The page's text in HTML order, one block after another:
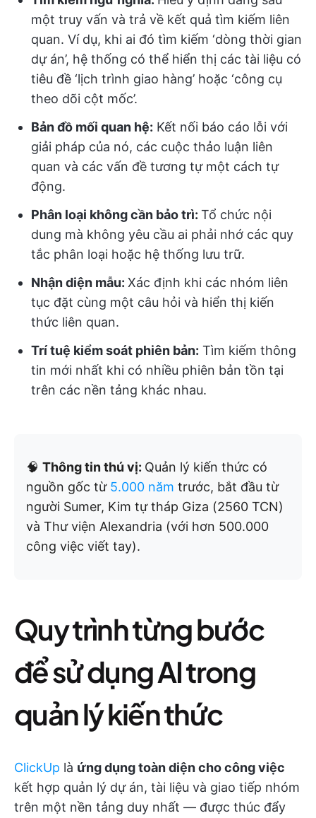
một truy vấn và trả về kết quả tìm kiếm liên
quan. Ví dụ, khi ai đó tìm kiếm ‘dòng thời gian
dự án’, hệ thống có thể hiển thị các tài liệu có
tiêu đề ‘lịch trình giao hàng’ hoặc ‘công cụ
theo dõi cột mốc’.
Bản đồ mối quan hệ: Kết nối báo cáo lỗi với
giải pháp của nó, các cuộc thảo luận liên
quan và các vấn đề tương tự một cách tự
động.
Phân loại không cần bảo trì: Tổ chức nội
dung mà không yêu cầu ai phải nhớ các quy
tắc phân loại hoặc hệ thống lưu trữ.
Nhận diện mẫu: Xác định khi các nhóm liên
tục đặt cùng một câu hỏi và hiển thị kiến
thức liên quan.
Trí tuệ kiểm soát phiên bản: Tìm kiếm thông
tin mới nhất khi có nhiều phiên bản tồn tại
trên các nền tảng khác nhau.
🧠 Thông tin thú vị: Quản lý kiến thức có
nguồn gốc từ 5.000 năm trước, bắt đầu từ
người Sumer, Kim tự tháp Giza (2560 TCN)
và Thư viện Alexandria (với hơn 500.000
công việc viết tay).
Quy trình từng bước
để sử dụng AI trong
quản lý kiến thức
ClickUp là ứng dụng toàn diện cho công việc
kết hợp quản lý dự án, tài liệu và giao tiếp nhóm
trên một nền tảng duy nhất — được thúc đẩy